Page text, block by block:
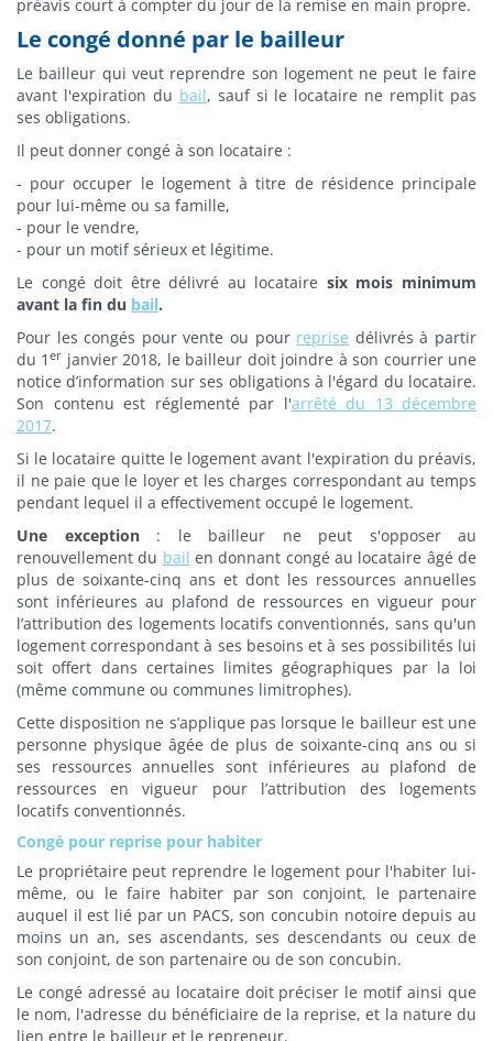
préavis court à compter du jour de la remise en main propre.
Le congé donné par le bailleur
Le bailleur qui veut reprendre son logement ne peut le faire
avant l'expiration du bail, sauf si le locataire ne remplit pas
ses obligations.
Il peut donner congé à son locataire :
- pour occuper le logement à titre de résidence principale
pour lui-même ou sa famille,
- pour le vendre,
- pour un motif sérieux et légitime.
Le congé doit être délivré au locataire six mois minimum
avant la fin du bail.
Pour les congés pour vente ou pour reprise délivrés à partir
du 1er janvier 2018, le bailleur doit joindre à son courrier une
notice d’information sur ses obligations à l'égard du locataire.
Son contenu est réglementé par l'arrêté du 13 décembre
2017.
Si le locataire quitte le logement avant l'expiration du préavis,
il ne paie que le loyer et les charges correspondant au temps
pendant lequel il a effectivement occupé le logement.
Une exception : le bailleur ne peut s'opposer au
renouvellement du bail en donnant congé au locataire âgé de
plus de soixante-cinq ans et dont les ressources annuelles
sont inférieures au plafond de ressources en vigueur pour
l’attribution des logements locatifs conventionnés, sans qu'un
logement correspondant à ses besoins et à ses possibilités lui
soit offert dans certaines limites géographiques par la loi
(même commune ou communes limitrophes).
Cette disposition ne s’applique pas lorsque le bailleur est une
personne physique âgée de plus de soixante-cinq ans ou si
ses ressources annuelles sont inférieures au plafond de
ressources en vigueur pour l’attribution des logements
locatifs conventionnés.
Congé pour reprise pour habiter
Le propriétaire peut reprendre le logement pour l'habiter lui-
même, ou le faire habiter par son conjoint, le partenaire
auquel il est lié par un PACS, son concubin notoire depuis au
moins un an, ses ascendants, ses descendants ou ceux de
son conjoint, de son partenaire ou de son concubin.
Le congé adressé au locataire doit préciser le motif ainsi que
le nom, l'adresse du bénéficiaire de la reprise, et la nature du
lien entre le bailleur et le repreneur.